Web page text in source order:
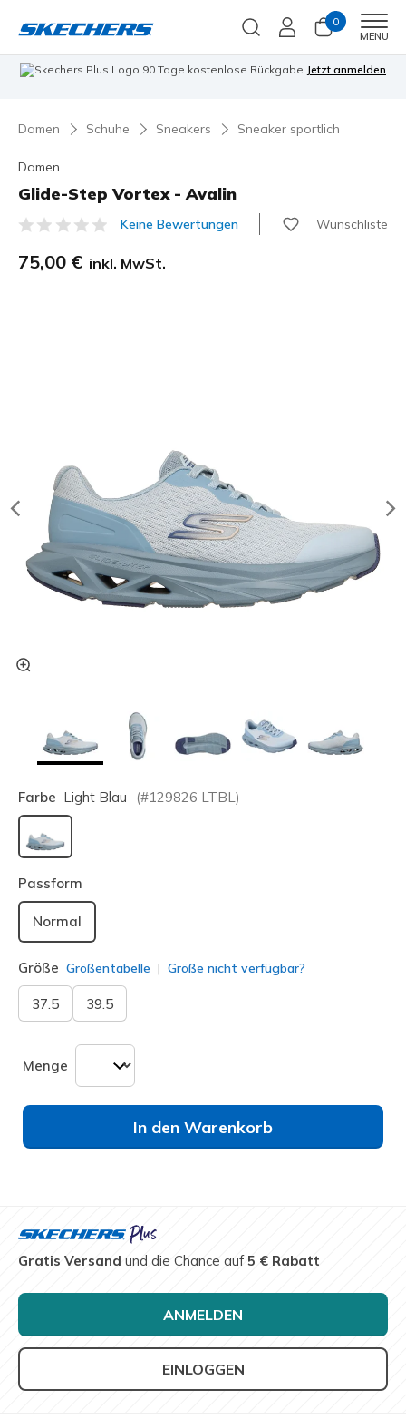
0
MENU
90 Tage kostenlose Rückgabe Jetzt anmelden
Damen Schuhe Sneakers Sneaker sportlich
Damen
Glide-Step Vortex - Avalin
5 von 5 Kundenbewertungen
Keine Bewertungen Wunschliste
75,00 € inkl. MwSt.
Farbe Light Blau (#129826 LTBL)
ausgewählt
Passform
Normal
Größe Größentabelle Größe nicht verfügbar?
37.5 39.5
Menge
In den Warenkorb
Gratis Versand und die Chance auf5 € Rabatt
ANMELDEN
EINLOGGEN